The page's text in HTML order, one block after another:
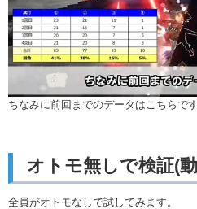
ちなみに前回までのデータはこちらです
オトモ無しで検証(
全員がオトモなしで試してみます。